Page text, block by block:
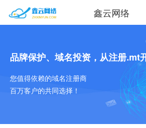
鑫云网络
品牌保护、域名投资，从注册.mt
您值得依赖的域名注册商
百万客户的共同选择！